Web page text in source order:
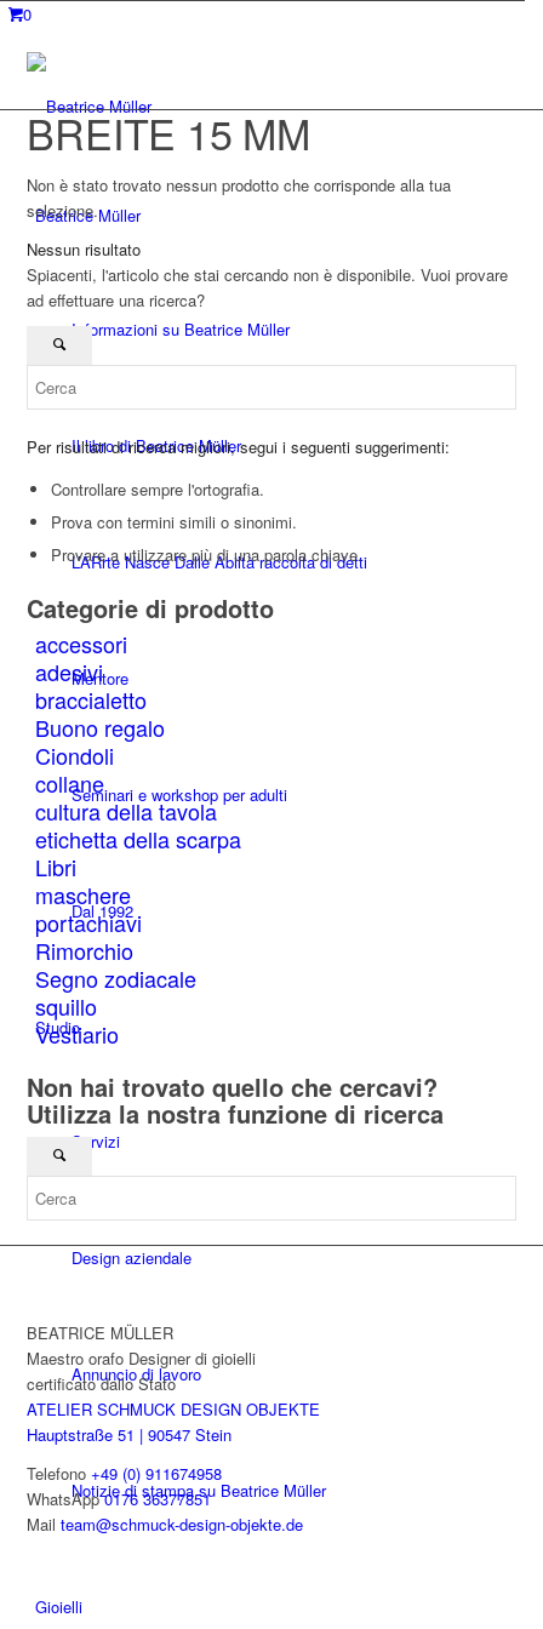
0
Beatrice Müller
Informazioni su Beatrice Müller
Il libro di Beatrice Müller
L’ARrte Nasce Dalle Abiltà raccolta di detti
Mentore
Seminari e workshop per adulti
Dal 1992
Studio
Servizi
Design aziendale
Annuncio di lavoro
Notizie di stampa su Beatrice Müller
Gioielli
BREITE 15 MM
Non è stato trovato nessun prodotto che corrisponde alla tua
selezione.
Nessun risultato
Spiacenti, l'articolo che stai cercando non è disponibile. Vuoi provare
ad effettuare una ricerca?
Per risultati di ricerca migliori, segui i seguenti suggerimenti:
Controllare sempre l'ortografia.
Prova con termini simili o sinonimi.
Provare a utilizzare più di una parola chiave.
Categorie di prodotto
accessori
adesivi
braccialetto
Buono regalo
Ciondoli
collane
cultura della tavola
etichetta della scarpa
Libri
maschere
portachiavi
Rimorchio
Segno zodiacale
squillo
Vestiario
Non hai trovato quello che cercavi?
Utilizza la nostra funzione di ricerca
BEATRICE MÜLLER
Maestro orafo Designer di gioielli
certificato dallo Stato
ATELIER SCHMUCK DESIGN OBJEKTE
Hauptstraße 51 | 90547 Stein
Telefono+49 (0) 911674958
WhatsApp0176 36377851
Mailteam@schmuck-design-objekte.de